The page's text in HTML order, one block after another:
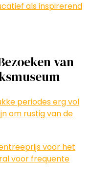
als inspirerend
van
periodes erg vol
om rustig van de
voor het
voor frequente